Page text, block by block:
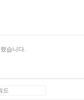
습니다.